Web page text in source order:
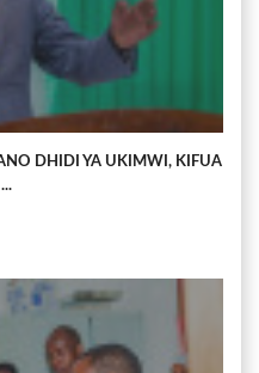
DHIDI YA UKIMWI, KIFUA